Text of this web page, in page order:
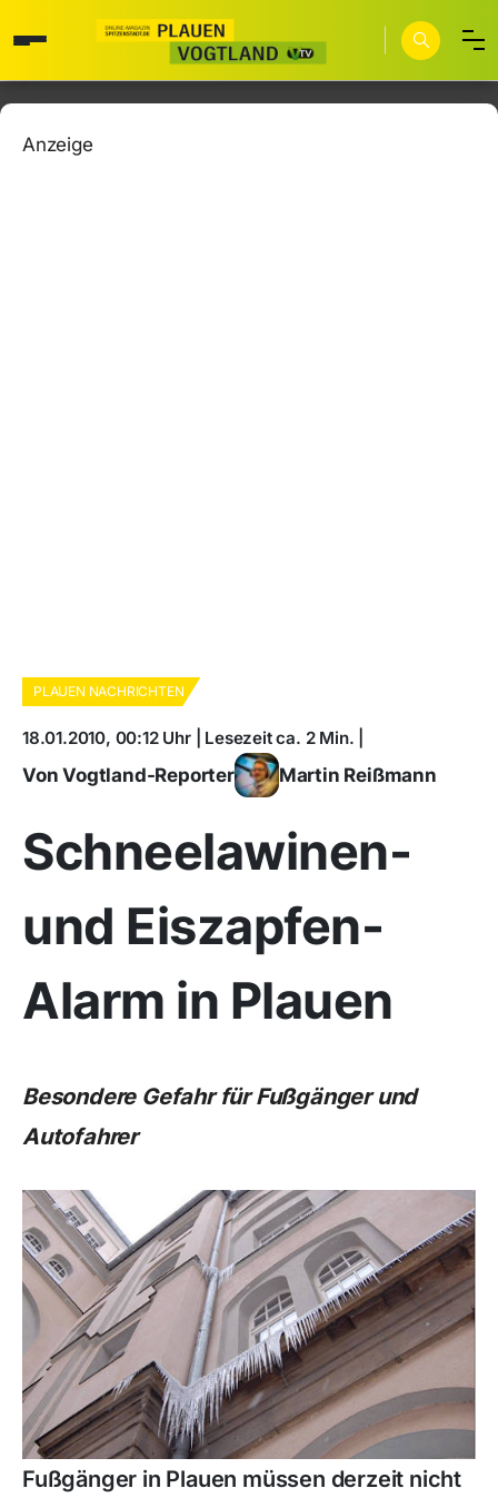
Anzeige
PLAUEN NACHRICHTEN
18.01.2010, 00:12 Uhr | Lesezeit ca. 2 Min. |
Von Vogtland-Reporter Martin Reißmann
Schneelawinen-
und Eiszapfen-
Alarm in Plauen
Besondere Gefahr für Fußgänger und
Autofahrer
Fußgänger in Plauen müssen derzeit nicht